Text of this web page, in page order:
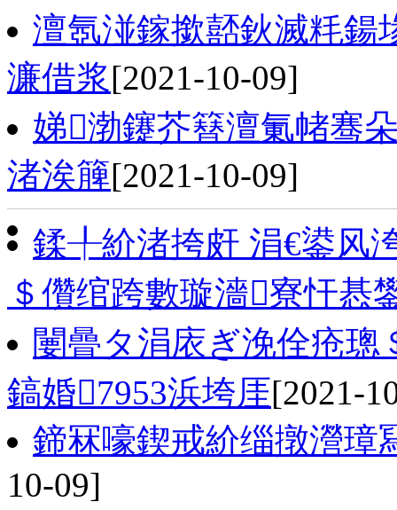
澶氬湴鎵撳嚭鈥滅粍
濂借浆[2021-10-09]
娣渤鑳芥簮澶氭帾骞
渚涘簲[2021-10-09]
鍒╀紒渚挎皯 涓€鍙风
＄儹绾跨數璇濇寮忓惎
闄曡タ涓庡ぎ浼佺疮
鎬婚7953浜垮厓[2021-
鍗冧嚎鍥戒紒缁撴瀯璋
10-09]